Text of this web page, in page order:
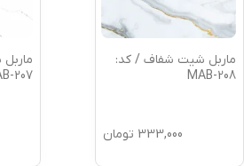
ماربل شیت شفاف / کد: